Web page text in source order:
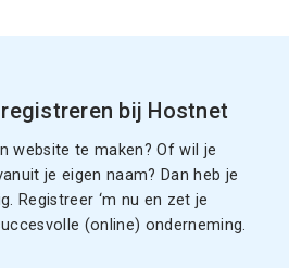
bij Hostnet
website te maken? Of wil je
je eigen naam? Dan heb je
Registreer ‘m nu en zet je
(online) onderneming.